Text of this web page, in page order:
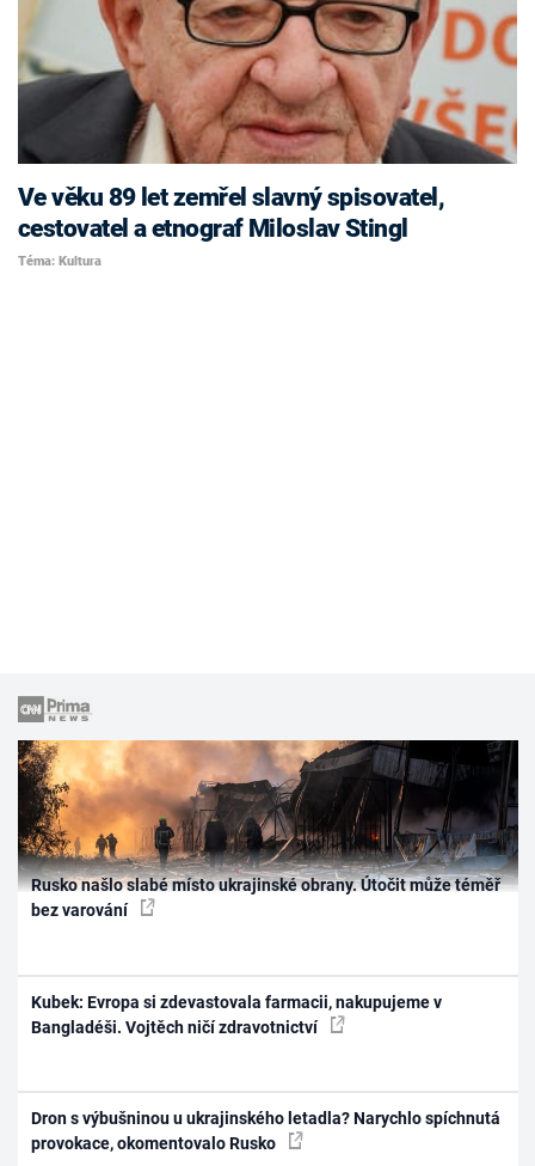
Ve věku 89 let zemřel slavný spisovatel,
cestovatel a etnograf Miloslav Stingl
Téma: Kultura
Rusko našlo slabé místo ukrajinské obrany. Útočit může téměř
bez varování
Kubek: Evropa si zdevastovala farmacii, nakupujeme v
Bangladéši. Vojtěch ničí zdravotnictví
Dron s výbušninou u ukrajinského letadla? Narychlo spíchnutá
provokace, okomentovalo Rusko